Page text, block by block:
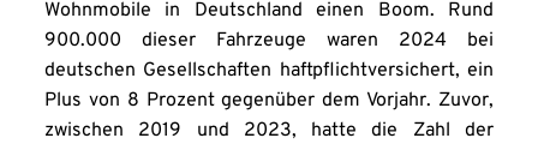
Wohnmobile in Deutschland einen Boom. Rund
900.000 dieser Fahrzeuge waren 2024 bei
deutschen Gesellschaften haftpflichtversichert, ein
Plus von 8 Prozent gegenüber dem Vorjahr. Zuvor,
zwischen 2019 und 2023, hatte die Zahl der